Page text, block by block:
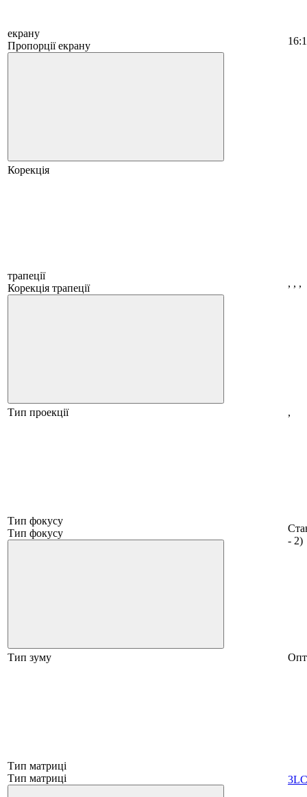
екрану
Пропорції екрану
Корекція
трапеції
Корекція трапеції
, , ,
Тип проекції ,
Тип фокусу
Тип фокусу
- 2)
Тип зуму
Тип матриці
Тип матриці